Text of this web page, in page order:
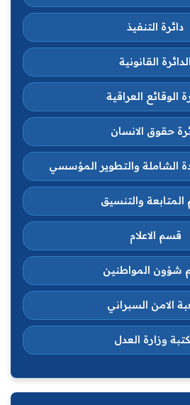
دائرة التنفيذ
الدائرة القانونية
الوقائع العراقية
حقوق الانسان
الشاملة والتطوير المؤسسي
والتنسيق
قسم الاعلام
شؤون المواطنين
الامن السبراني
وزارة العدل